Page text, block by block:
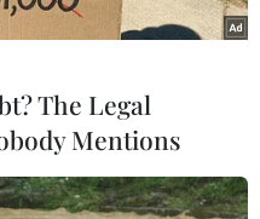
tế sẽ tiếp tục tăng
Dương nhưng tỉnh
trong thực hiện
dịch trên tinh
The Legal
Mentions